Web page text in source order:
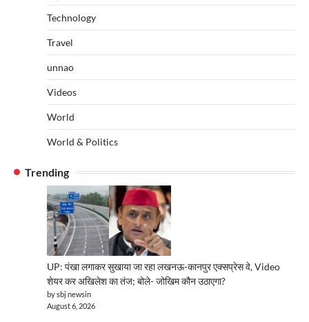
Technology
Travel
unnao
Videos
World
World & Politics
Trending
UP: पंखा लगाकर सुखाया जा रहा लखनऊ-कानपुर एक्सप्रेस वे, Video
शेयर कर अखिलेश का तंज; बोले- जोखिम कौन उठाएगा?
by sbj newsin
August 6, 2026